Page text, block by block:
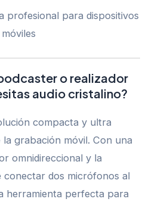
profesional para dispositivos
móviles
o realizador
audio cristalino?
compacta y ultra
grabación móvil. Con una
omnidireccional y la
conectar dos micrófonos al
herramienta perfecta para